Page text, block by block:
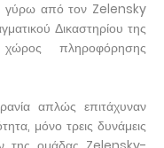
γύρω από τον Zelensky
Δικαστηρίου της
πληροφόρησης
απλώς επιτάχυναν
μόνο τρεις δυνάμεις